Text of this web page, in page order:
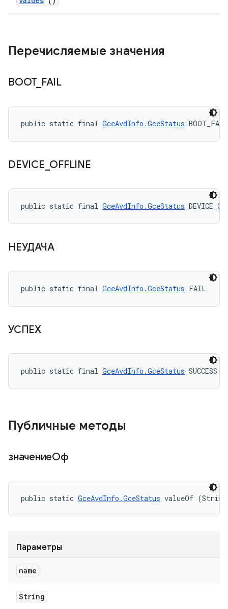
Перечисляемые значения
BOOT_ FAIL
public static final GceAvdInfo.GceStatus BOOT_FAIL
DEVICE OFFLINE
public static final GceAvdInfo.GceStatus
НЕУДАЧА
public static final GceAvdInfo.GceStatus FAIL
УСПЕХ
public static final GceAvdInfo.GceStatus SUCCESS
Публичные методы
значениеОф
public static GceAvdInfo.GceStatus valueOf (String
Параметры
name
String